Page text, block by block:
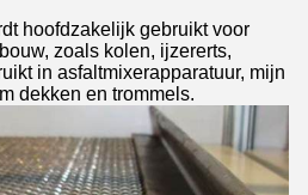
hoofdzakelijk gebruikt voor
zoals kolen, ijzererts,
in asfaltmixerapparatuur, mijn
dekken en trommels.